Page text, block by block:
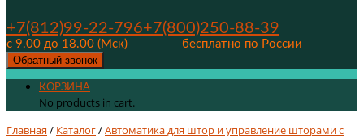
+7(812)99-22-796+7(800)250-88-39
с 9.00 до 18.00 (Мск)
бесплатно по России
Обратный звонок
КОРЗИНА
No products in cart.
Главная/ Каталог/Автоматика для штор и управление шторами с